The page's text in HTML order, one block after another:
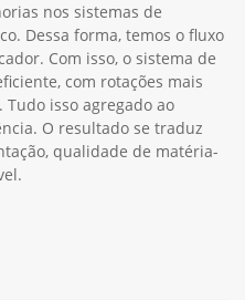
nos sistemas de
Dessa forma, temos o fluxo
Com isso, o sistema de
com rotações mais
isso agregado ao
O resultado se traduz
qualidade de matéria-